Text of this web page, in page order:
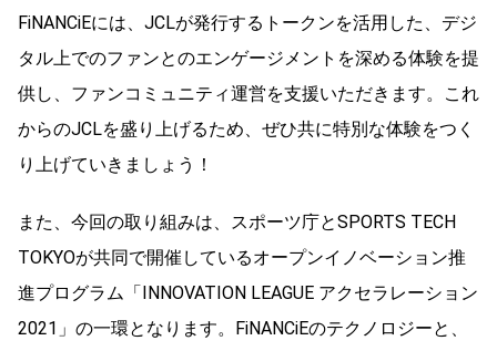
FiNANCiEには、JCLが発行するトークンを活用した、デジ
タル上でのファンとのエンゲージメントを深める体験を提
供し、ファンコミュニティ運営を支援いただきます。これ
からのJCLを盛り上げるため、ぜひ共に特別な体験をつく
り上げていきましょう！
また、今回の取り組みは、スポーツ庁とSPORTS TECH
TOKYOが共同で開催しているオープンイノベーション推
進プログラム「INNOVATION LEAGUE アクセラレーション
2021」の一環となります。FiNANCiEのテクノロジーと、